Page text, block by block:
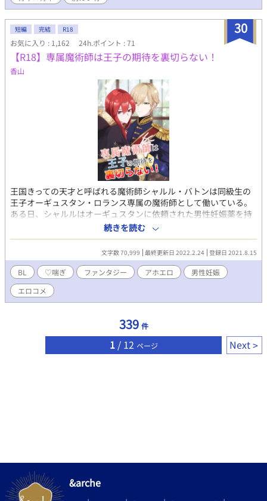
ったりなど。 見切り発車ですが、必ずやハピエンにします！！ ＜
ル ※世界史のテストに出てくる用語がちらほら ※人死に発生しま
す ……以上の事、地雷になる方はお引き返しください！
30
短編 完結 R18
お気に入り : 1,162 24h.ポイント : 71
【R18】専属魔術師は王子の期待を裏切らない！
香山
王国きっての天才と呼ばれる魔術師シャルル・バトンは同級生の
王子オーギュスタン・ロランス専属の魔術師として働いている。
ある日、シャルルはオーギュスタンに依頼された男性妊娠薬を持
ってきたのだが… ふんわりファンタジー世界のBLエロです。 1話
完結で不定期に増えるかも
続きを読む
文字数 70,999 最終更新日 2022.2.24 登録日 2021.8.15
BL ♡喘ぎ ファンタジー アホエロ
男性妊娠
エロコメ
339 件
1/ 12 ページ Next
&arche